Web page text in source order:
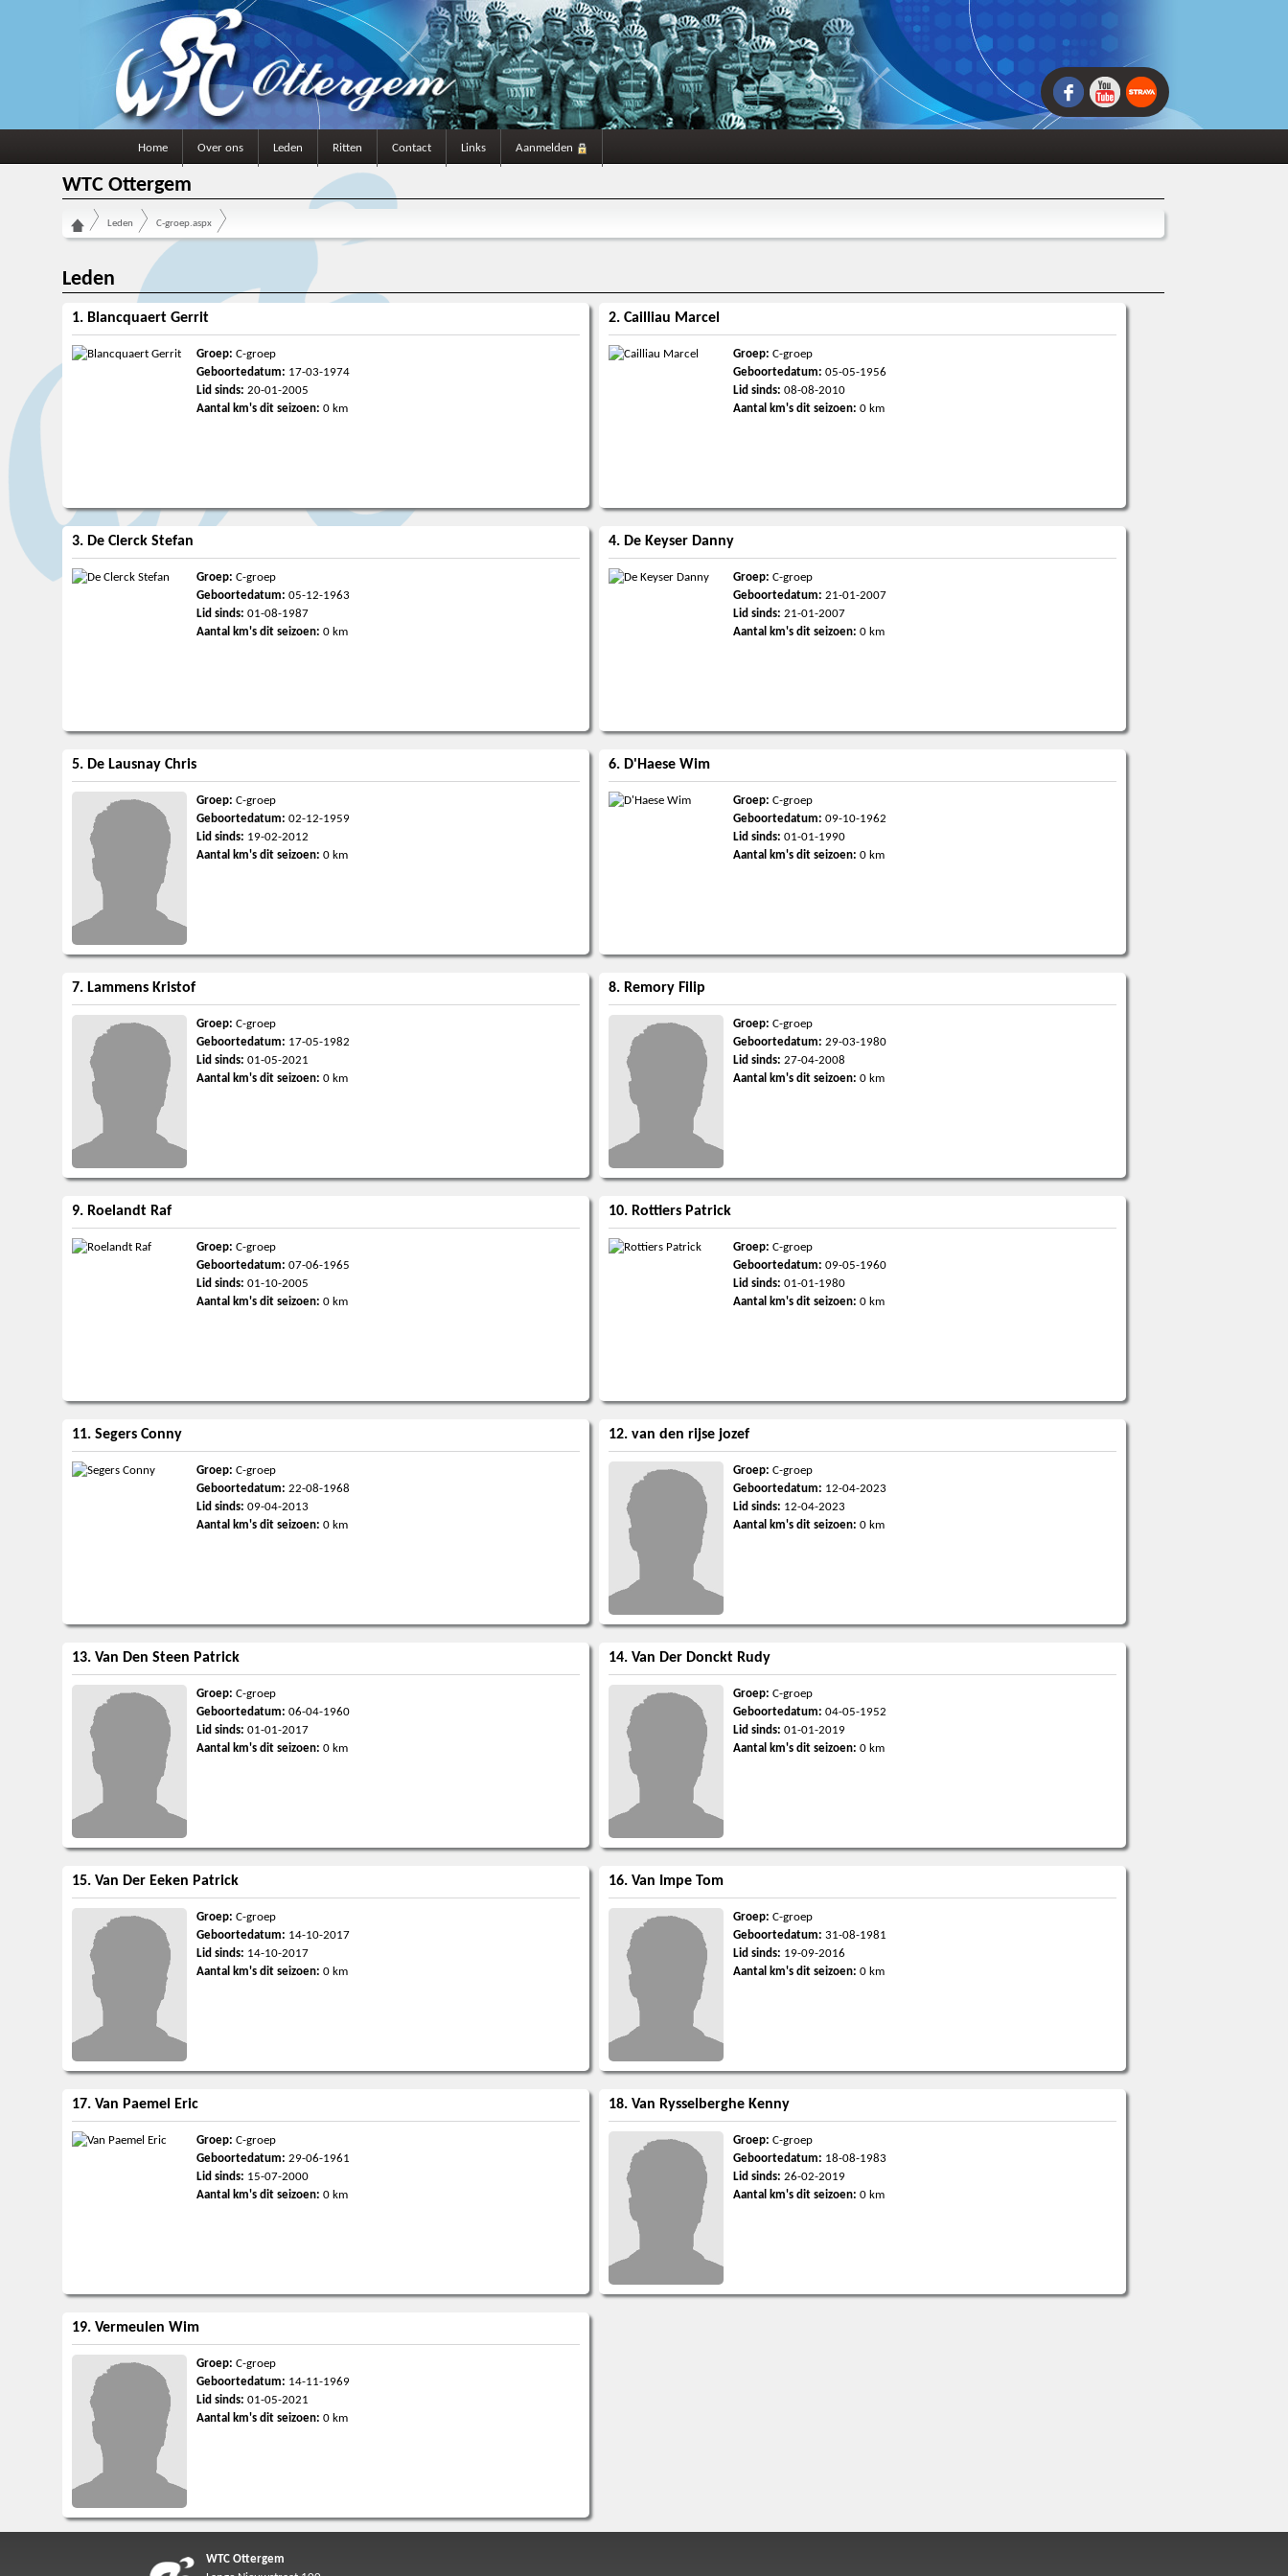
Home Over ons Leden Ritten Contact Links Aanmelden
WTC Ottergem
Leden C-groep.aspx
Leden
1. Blancquaert Gerrit
Groep: C-groep
Geboortedatum: 17-03-1974
Lid sinds: 20-01-2005
Aantal km's dit seizoen: 0 km
2. Cailliau Marcel
Groep: C-groep
Geboortedatum: 05-05-1956
Lid sinds: 08-08-2010
Aantal km's dit seizoen: 0 km
3. De Clerck Stefan
Groep: C-groep
Geboortedatum: 05-12-1963
Lid sinds: 01-08-1987
Aantal km's dit seizoen: 0 km
4. De Keyser Danny
Groep: C-groep
Geboortedatum: 21-01-2007
Lid sinds: 21-01-2007
Aantal km's dit seizoen: 0 km
5. De Lausnay Chris
Groep: C-groep
Geboortedatum: 02-12-1959
Lid sinds: 19-02-2012
Aantal km's dit seizoen: 0 km
6. D'Haese Wim
Groep: C-groep
Geboortedatum: 09-10-1962
Lid sinds: 01-01-1990
Aantal km's dit seizoen: 0 km
7. Lammens Kristof
Groep: C-groep
Geboortedatum: 17-05-1982
Lid sinds: 01-05-2021
Aantal km's dit seizoen: 0 km
8. Remory Filip
Groep: C-groep
Geboortedatum: 29-03-1980
Lid sinds: 27-04-2008
Aantal km's dit seizoen: 0 km
9. Roelandt Raf
Groep: C-groep
Geboortedatum: 07-06-1965
Lid sinds: 01-10-2005
Aantal km's dit seizoen: 0 km
10. Rottiers Patrick
Groep: C-groep
Geboortedatum: 09-05-1960
Lid sinds: 01-01-1980
Aantal km's dit seizoen: 0 km
11. Segers Conny
Groep: C-groep
Geboortedatum: 22-08-1968
Lid sinds: 09-04-2013
Aantal km's dit seizoen: 0 km
12. van den rijse jozef
Groep: C-groep
Geboortedatum: 12-04-2023
Lid sinds: 12-04-2023
Aantal km's dit seizoen: 0 km
13. Van Den Steen Patrick
Groep: C-groep
Geboortedatum: 06-04-1960
Lid sinds: 01-01-2017
Aantal km's dit seizoen: 0 km
14. Van Der Donckt Rudy
Groep: C-groep
Geboortedatum: 04-05-1952
Lid sinds: 01-01-2019
Aantal km's dit seizoen: 0 km
15. Van Der Eeken Patrick
Groep: C-groep
Geboortedatum: 14-10-2017
Lid sinds: 14-10-2017
Aantal km's dit seizoen: 0 km
16. Van Impe Tom
Groep: C-groep
Geboortedatum: 31-08-1981
Lid sinds: 19-09-2016
Aantal km's dit seizoen: 0 km
17. Van Paemel Eric
Groep: C-groep
Geboortedatum: 29-06-1961
Lid sinds: 15-07-2000
Aantal km's dit seizoen: 0 km
18. Van Rysselberghe Kenny
Groep: C-groep
Geboortedatum: 18-08-1983
Lid sinds: 26-02-2019
Aantal km's dit seizoen: 0 km
19. Vermeulen Wim
Groep: C-groep
Geboortedatum: 14-11-1969
Lid sinds: 01-05-2021
Aantal km's dit seizoen: 0 km
WTC Ottergem